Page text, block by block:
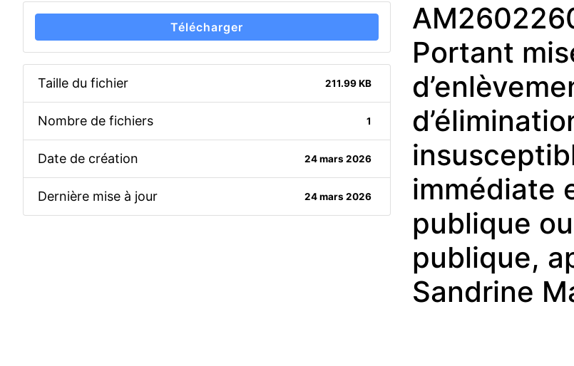
Télécharger
Taille du fichier 211.99 KB
Nombre de fichiers 1
Date de création 24 mars 2026
Dernière mise à jour 24 mars 2026
Portant
immédiate
publique
publique,
Sandrine